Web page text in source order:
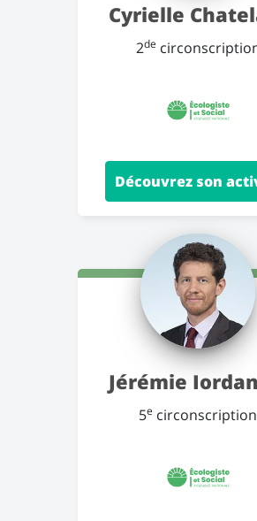
Cyrielle
2de
Découvrez son
Jérémie
5e circonscription